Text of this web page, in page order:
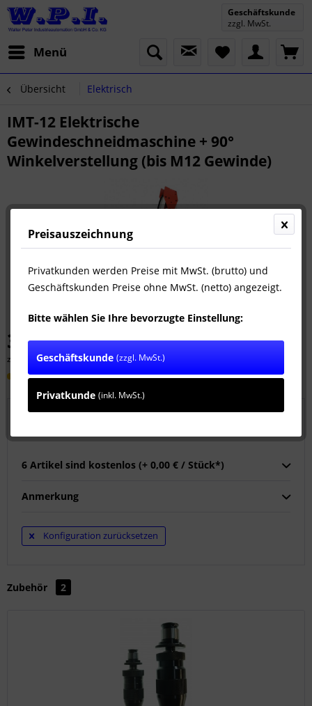
Menü
Geschäftskunde
zzgl. MwSt.
Übersicht Elektrisch
IMT-12 Elektrische
Gewindeschneidmaschine + 90°
Winkelverstellung (bis M12 Gewinde)
3.750,00 € *
zzgl. MwSt.zzgl. Versandkosten
Lieferzeit ca. 10 Werktage
6 Artikel sind kostenlos (+ 0,00 € / Stück*)
Anmerkung
Konfiguration zurücksetzen
Zubehör 2
Preisauszeichnung
Privatkunden werden Preise mit MwSt. (brutto) und
Geschäftskunden Preise ohne MwSt. (netto) angezeigt.
Bitte wählen Sie Ihre bevorzugte Einstellung:
Geschäftskunde (zzgl. MwSt.)
Privatkunde (inkl. MwSt.)